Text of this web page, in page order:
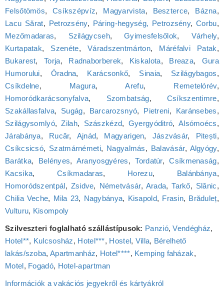
Felsőtömös, Csíkszépvíz, Magyarvista, Beszterce, Bázna,
Lacu Sărat, Petrozsény, Páring-hegység, Petrozsény,Corbu,
Mezőmadaras, Szilágycseh,Gyimesfelsőlok, Várhely,
Kurtapatak, Szenéte,Váradszentmárton, Máréfalvi Patak,
Bukarest,Torja, Radnaborberek, Kiskalota, Breaza, Gura
Humorului, Óradna, Karácsonkő, Sinaia, Szilágybagos,
Csíkdelne, Magura,Arefu, Remetelórév,
Homoródkarácsonyfalva, Szombatság, Csíkszentimre,
Szakállasfalva, Sugág, Barcarozsnyó, Pietreni, Karánsebes,
Szilágysomlyó,Zilah, Szászkézd, Gyergyóditró, Alsómoécs,
Járabánya, Rucăr, Ajnád, Magyarigen, Jászvásár, Pitești,
Csíkcsicsó, Szatmárnémeti, Nagyalmás, Balavásár, Algyógy,
Barátka, Belényes, Aranyosgyéres,Tordatúr,Csíkmenaság,
Kacsika, Csíkmadaras, Horezu, Balánbánya,
Homoródszentpál, Zsidve, Németvásár, Arada,Tarkő, Slănic,
Chilia Veche, Mila 23, Nagybánya, Kisapold, Frasin, Brăduleț,
Vulturu, Kisompoly
Szilveszteri foglalható szállástípusok: Panzió,Vendégház,
Hotel**, Kulcsosház, Hotel***, Hostel, Villa, Bérelhető
lakás/szoba, Apartmanház, Hotel****, Kemping faházak,
Motel, Fogadó, Hotel‑apartman
Információk a vakációs jegyekről és kártyákról